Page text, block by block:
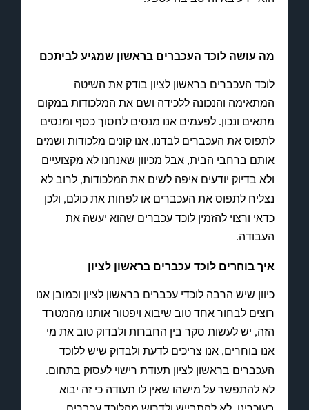
מה עושה לוכד העכברים בראשון שמגיע לביתכם
לוכד העכברים בראשון לציון בודק את השיטה
המתאימה והנכונה ללכידה ושם את המלכודות במקום
מתאים ונכון. לפעמים אנו מנסים לחסוך כסף ומנסים
לתפוס את העכברים לבדנו, אנו קונים מלכודות ושמים
אותם ברחבי הבית, אבל מכיוון שאנחנו לא מקצועיים
ולא בדיוק יודעים איפה לשים את המלכודות, לרוב לא
נצליח לתפוס את העכברים או לפחות את כולם, ולכן
כדאי ורצוי להזמין לוכד עכברים שהוא יעשה את
העבודה.
איך בוחרים לוכד עכברים בראשון לציון
כיוון שיש הרבה לוכדי עכברים בראשון לציון וכמובן אנו
רוצים לבחור אחד טוב שיבוא ויפטור אותנו מהמטרד
הזה, יש לעשות סקר בין החברות ולבדוק טוב את מי
אנו בוחרים, אנו צריכים לדעת ולבדוק שיש ללוכד
העכברים בראשון לציון תעודת רישוי לעסוק בתחום.
לא להתפשר על מישהו שאין לו תעודה כי זה יבוא